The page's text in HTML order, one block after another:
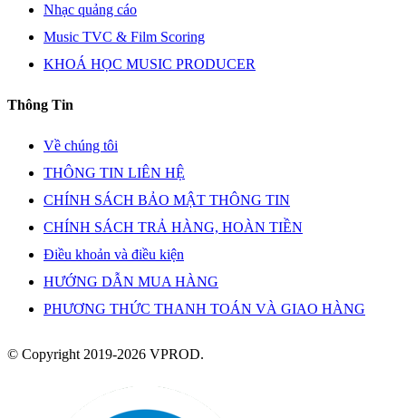
Nhạc quảng cáo
Music TVC & Film Scoring
KHOÁ HỌC MUSIC PRODUCER
Thông Tin
Về chúng tôi
THÔNG TIN LIÊN HỆ
CHÍNH SÁCH BẢO MẬT THÔNG TIN
CHÍNH SÁCH TRẢ HÀNG, HOÀN TIỀN
Điều khoản và điều kiện
HƯỚNG DẪN MUA HÀNG
PHƯƠNG THỨC THANH TOÁN VÀ GIAO HÀNG
© Copyright 2019-2026 VPROD.